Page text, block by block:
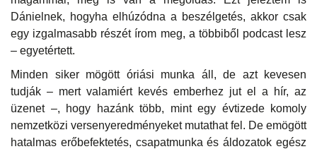
Dánielnek, hogyha elhúzódna a beszélgetés, akkor csak
egy izgalmasabb részét írom meg, a többiből podcast lesz
– egyetértett.
Minden siker mögött óriási munka áll, de azt kevesen
tudják – mert valamiért kevés emberhez jut el a hír, az
üzenet –, hogy hazánk több, mint egy évtizede komoly
nemzetközi versenyeredményeket mutathat fel. De emögött
hatalmas erőbefektetés, csapatmunka és áldozatok egész